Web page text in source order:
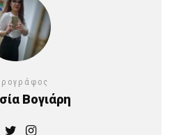
Βογιάρη